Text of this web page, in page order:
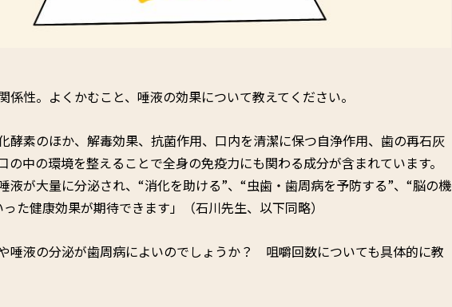
係性。よくかむこと、唾液の効果について教えてください。
酵素のほか、解毒効果、抗菌作用、口内を清潔に保つ自浄作用、歯の再石灰
の中の環境を整えることで全身の免疫力にも関わる成分が含まれています。
液が大量に分泌され、“消化を助ける”、“虫歯・歯周病を予防する”、“脳の機
た健康効果が期待できます」（石川先生、以下同略）
唾液の分泌が歯周病によいのでしょうか？ 咀嚼回数についても具体的に教